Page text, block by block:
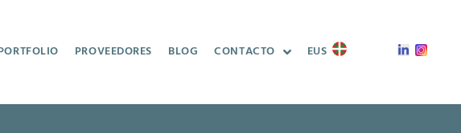
PROVEEDORES BLOG CONTACTO EUS